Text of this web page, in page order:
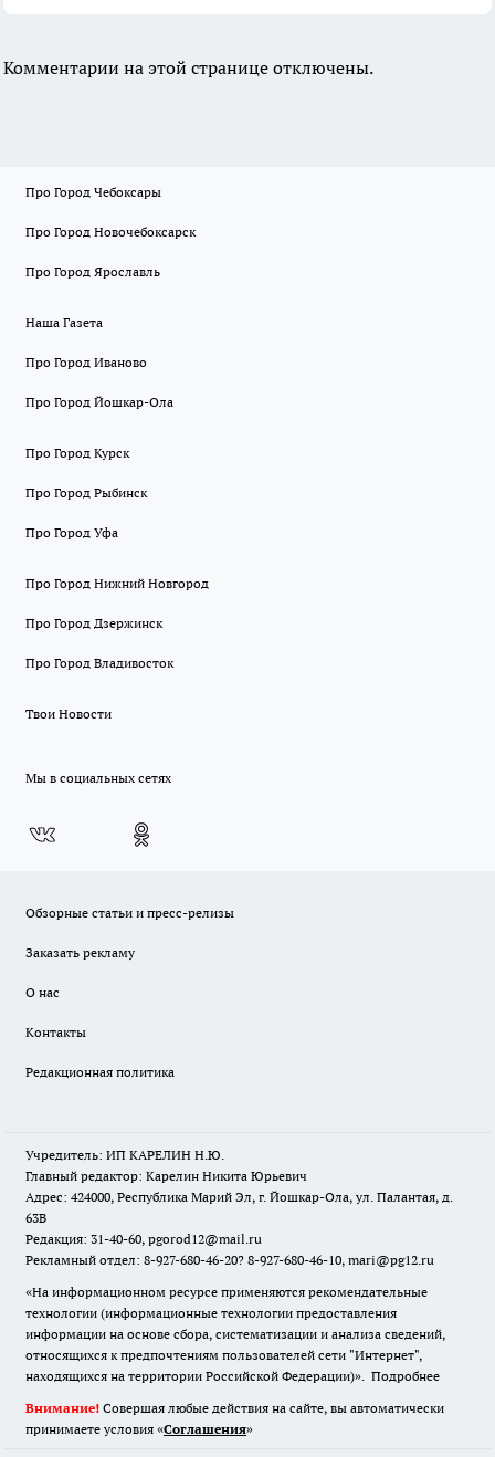
Комментарии на этой странице отключены.
Про Город Чебоксары
Про Город Новочебоксарск
Про Город Ярославль
Наша Газета
Про Город Иваново
Про Город Йошкар-Ола
Про Город Курск
Про Город Рыбинск
Про Город Уфа
Про Город Нижний Новгород
Про Город Дзержинск
Про Город Владивосток
Твои Новости
Мы в социальных сетях
Обзорные статьи и пресс-релизы
Заказать рекламу
О нас
Контакты
Редакционная политика
Учредитель: ИП КАРЕЛИН Н.Ю.
Главный редактор: Карелин Никита Юрьевич
Адрес: 424000, Республика Марий Эл, г. Йошкар-Ола, ул. Палантая, д.
63В
Редакция: 31-40-60, pgorod12@mail.ru
Рекламный отдел: 8-927-680-46-20? 8-927-680-46-10, mari@pg12.ru
«На информационном ресурсе применяются рекомендательные
технологии (информационные технологии предоставления
информации на основе сбора, систематизации и анализа сведений,
относящихся к предпочтениям пользователей сети "Интернет",
находящихся на территории Российской Федерации)». Подробнее
Внимание! Совершая любые действия на сайте, вы автоматически
принимаете условия «Cоглашения»